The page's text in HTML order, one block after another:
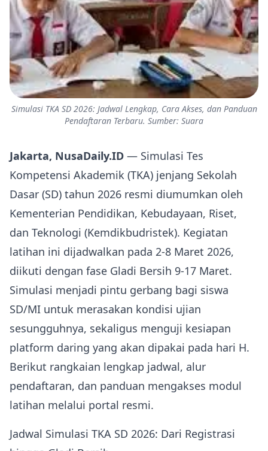
Simulasi TKA SD 2026: Jadwal Lengkap, Cara Akses, dan Panduan
Pendaftaran Terbaru. Sumber: Suara
Jakarta, NusaDaily.ID — Simulasi Tes
Kompetensi Akademik (TKA) jenjang Sekolah
Dasar (SD) tahun 2026 resmi diumumkan oleh
Kementerian Pendidikan, Kebudayaan, Riset,
dan Teknologi (Kemdikbudristek). Kegiatan
latihan ini dijadwalkan pada 2‑8 Maret 2026,
diikuti dengan fase Gladi Bersih 9‑17 Maret.
Simulasi menjadi pintu gerbang bagi siswa
SD/MI untuk merasakan kondisi ujian
sesungguhnya, sekaligus menguji kesiapan
platform daring yang akan dipakai pada hari H.
Berikut rangkaian lengkap jadwal, alur
pendaftaran, dan panduan mengakses modul
latihan melalui portal resmi.
Jadwal Simulasi TKA SD 2026: Dari Registrasi